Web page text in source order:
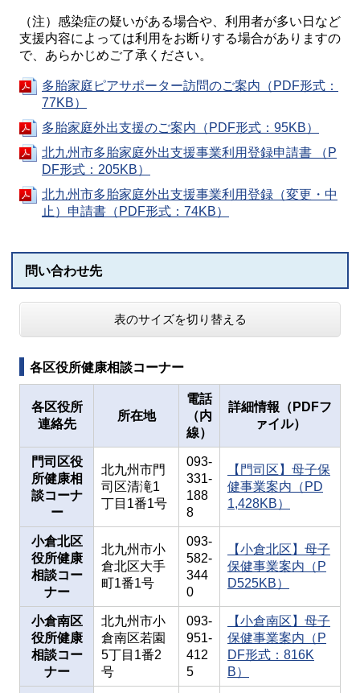
（注）感染症の疑いがある場合や、利用者が多い日など
支援内容によっては利用をお断りする場合がありますの
で、あらかじめご了承ください。
多胎家庭ピアサポーター訪問のご案内（PDF形式：
77KB）
多胎家庭外出支援のご案内（PDF形式：95KB）
北九州市多胎家庭外出支援事業利用登録申請書 （P
DF形式：205KB）
北九州市多胎家庭外出支援事業利用登録（変更・中
止）申請書（PDF形式：74KB）
問い合わせ先
表のサイズを切り替える
各区役所健康相談コーナー
各区役所
連絡先
所在地
電話
（内
線）
詳細情報（PDFフ
ァイル）
門司区役
所健康相
談コーナ
ー
北九州市門
司区清滝1
丁目1番1号
093-
331-
188
8
【門司区】母子保
健事業案内（PD
1,428KB）
小倉北区
役所健康
相談コー
ナー
北九州市小
倉北区大手
町1番1号
093-
582-
344
0
【小倉北区】母子
保健事業案内（P
D525KB）
小倉南区
役所健康
相談コー
ナー
北九州市小
倉南区若園
5丁目1番2
号
093-
951-
412
5
【小倉南区】母子
保健事業案内（P
DF形式：816K
B）